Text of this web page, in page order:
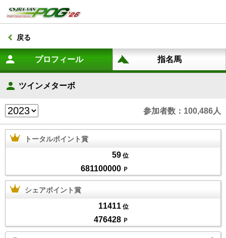
戻る
ツインメターボ
参加者数：100,486人
トータルポイント賞
59 位
681100000 Ｐ
シェアポイント賞
11411 位
476428 Ｐ